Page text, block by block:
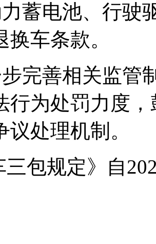
蓄电池、行驶
换车条款。
完善相关监管
行为处罚力度
议处理机制。
三包规定》自